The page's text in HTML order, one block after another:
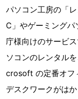
パソコン工房の「
C」やゲーミング
庁様向けのサービ
ソコンのレンタル
crosoft の定番オフ
デスクワークがは